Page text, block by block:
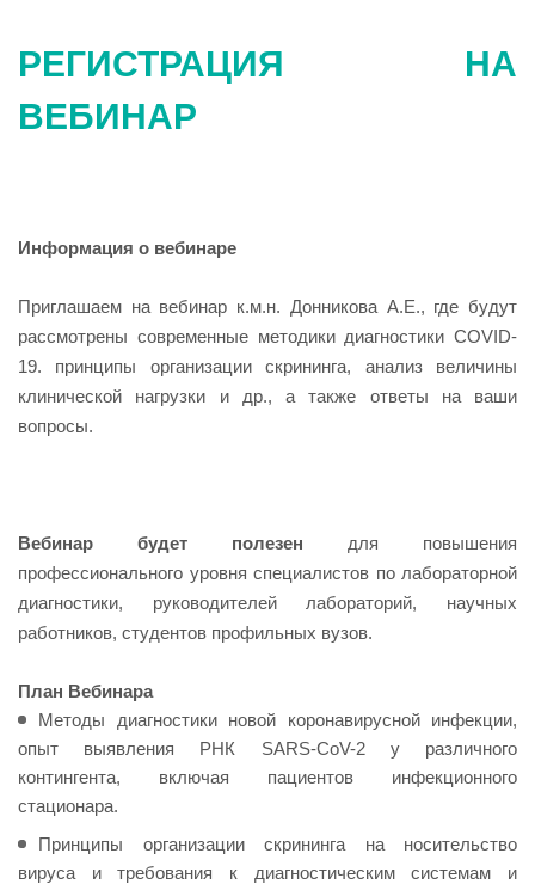
РЕГИСТРАЦИЯ НА
ВЕБИНАР
Информация о вебинаре
Приглашаем на вебинар к.м.н. Донникова А.Е., где будут
рассмотрены современные методики диагностики COVID-
19. принципы организации скрининга, анализ величины
клинической нагрузки и др., а также ответы на ваши
вопросы.
Вебинар будет полезен для повышения
профессионального уровня специалистов по лабораторной
диагностики, руководителей лабораторий, научных
работников, студентов профильных вузов.
План Вебинара
Методы диагностики новой коронавирусной инфекции,
опыт выявления РНК SARS-CoV-2 у различного
контингента, включая пациентов инфекционного
стационара.
Принципы организации скрининга на носительство
вируса и требования к диагностическим системам и